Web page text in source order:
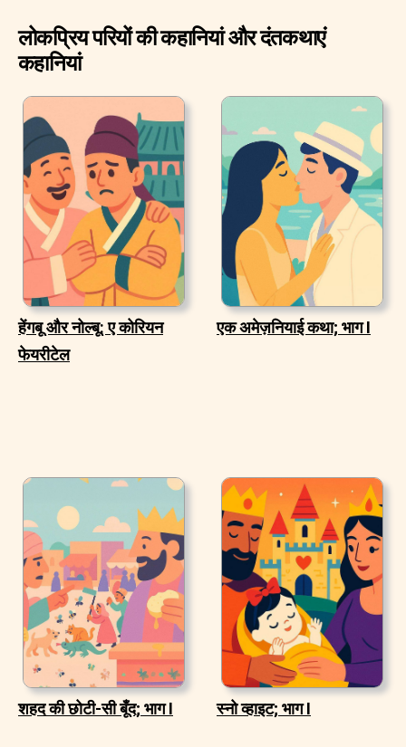
लोकप्रिय परियों की कहानियां और दंतकथाएं
कहानियां
हेंगबू और नोल्बू: ए कोरियन
फेयरीटेल
एक अमेज़नियाई कथा; भाग I
शहद की छोटी-सी बूँद; भाग I स्नो व्हाइट; भाग I